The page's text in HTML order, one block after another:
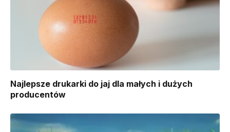
Najlepsze drukarki do jaj dla małych i dużych
producentów